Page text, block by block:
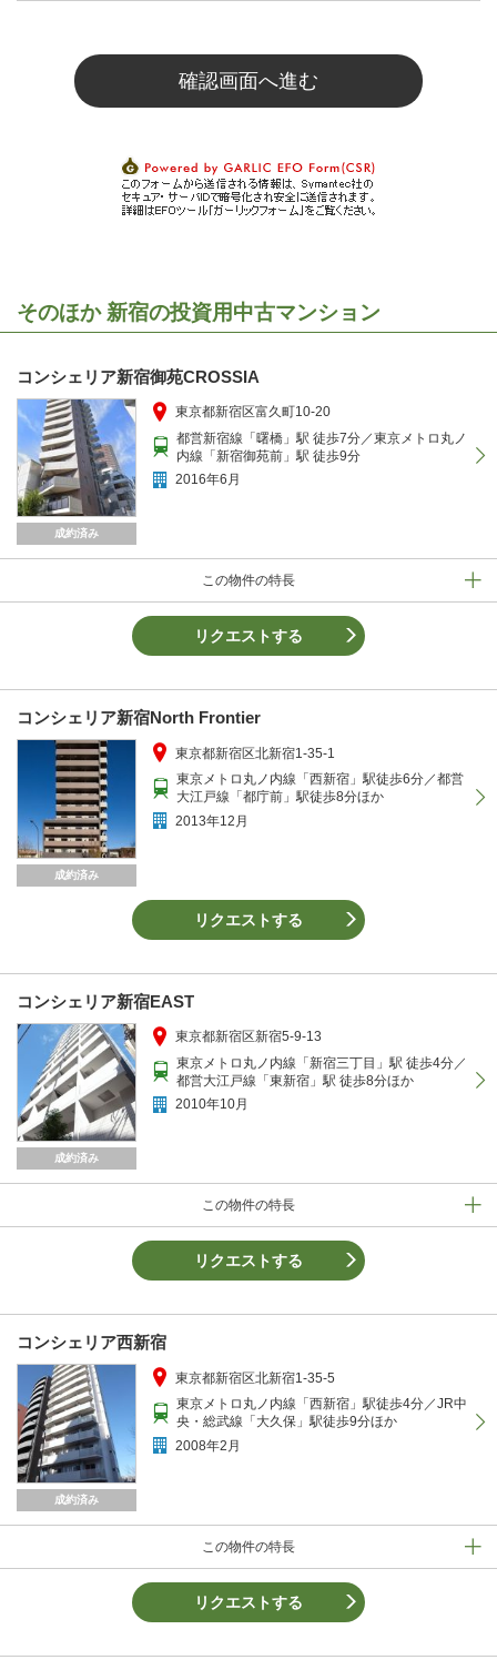
そのほか 新宿の投資用中古マンション
コンシェリア新宿御苑CROSSIA
成約済み
この物件の特長
東京都新宿区富久町10-20
都営新宿線「曙橋」駅 徒歩7分／東京メトロ丸ノ
内線「新宿御苑前」駅 徒歩9分
2016年6月
リクエストする
コンシェリア新宿North Frontier
成約済み
東京都新宿区北新宿1-35-1
東京メトロ丸ノ内線「西新宿」駅徒歩6分／都営
大江戸線「都庁前」駅徒歩8分ほか
2013年12月
リクエストする
コンシェリア新宿EAST
成約済み
この物件の特長
東京都新宿区新宿5-9-13
東京メトロ丸ノ内線「新宿三丁目」駅 徒歩4分／
都営大江戸線「東新宿」駅 徒歩8分ほか
2010年10月
リクエストする
コンシェリア西新宿
成約済み
この物件の特長
東京都新宿区北新宿1-35-5
東京メトロ丸ノ内線「西新宿」駅徒歩4分／JR中
央・総武線「大久保」駅徒歩9分ほか
2008年2月
リクエストする